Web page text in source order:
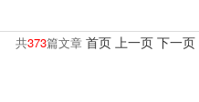
共373篇文章 首页 上一页 下一页